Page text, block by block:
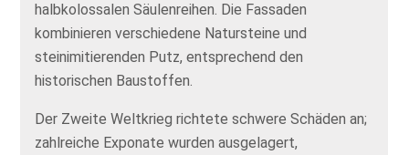
halbkolossalen Säulenreihen. Die Fassaden
kombinieren verschiedene Natursteine und
steinimitierenden Putz, entsprechend den
historischen Baustoffen.
Der Zweite Weltkrieg richtete schwere Schäden an;
zahlreiche Exponate wurden ausgelagert,